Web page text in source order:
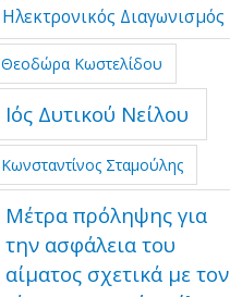
Ηλεκτρονικός Διαγωνισμός
Θεοδώρα Κωστελίδου
Ιός Δυτικού Νείλου
Κωνσταντίνος Σταμούλης
Μέτρα πρόληψης για
την ασφάλεια του
αίματος σχετικά με τον